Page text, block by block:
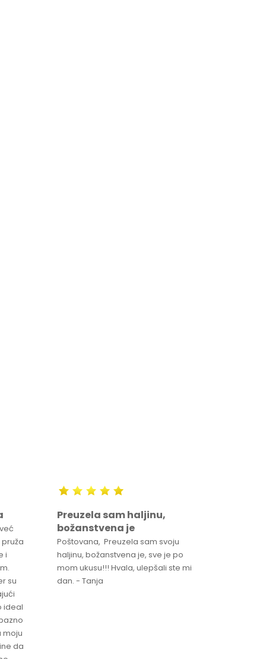
i
su
ideal
moju
da
Preuzela sam haljinu,
božanstvena je
Poštovana, Preuzela sam svoju
haljinu, božanstvena je, sve je po
mom ukusu!!! Hvala, ulepšali ste mi
dan. - Tanja